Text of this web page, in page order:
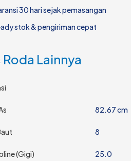
30 hari sejak pemasangan
stok & pengiriman cepat
Roda Lainnya
82.67 cm
8
(Gigi) 25.0